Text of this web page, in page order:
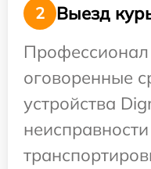
2
Выезд
оговоренные
устройства